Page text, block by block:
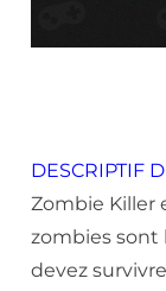
DESCRIPTIF
Zombie Killer
zombies sont
devez